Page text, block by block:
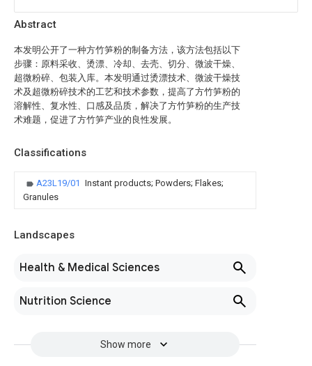
Abstract
本发明公开了一种方竹笋粉的制备方法，该方法包括以下
步骤：原料采收、烫漂、冷却、去壳、切分、微波干燥、
超微粉碎、包装入库。本发明通过烫漂技术、微波干燥技
术及超微粉碎技术的工艺和技术参数，提高了方竹笋粉的
溶解性、复水性、口感及品质，解决了方竹笋粉的生产技
术难题，促进了方竹笋产业的良性发展。
Classifications
A23L19/01 Instant products; Powders; Flakes;
Granules
Landscapes
Health & Medical Sciences
Nutrition Science
Show more